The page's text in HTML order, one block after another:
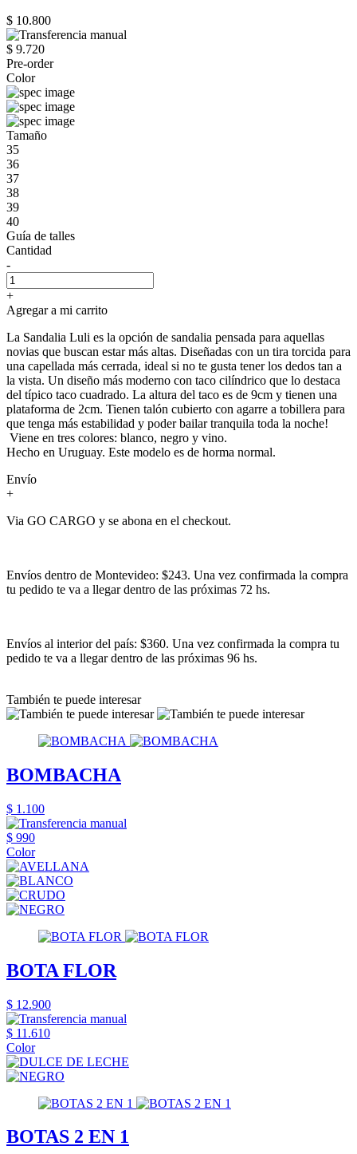
$ 10.800
$ 9.720
Pre-order
Color
Tamaño
35
36
37
38
39
40
Guía de talles
Cantidad
-
+
Agregar a mi carrito
La Sandalia Luli es la opción de sandalia pensada para aquellas
novias que buscan estar más altas. Diseñadas con un tira torcida para
una capellada más cerrada, ideal si no te gusta tener los dedos tan a
la vista. Un diseño más moderno con taco cilíndrico que lo destaca
del típico taco cuadrado. La altura del taco es de 9cm y tienen una
plataforma de 2cm. Tienen talón cubierto con agarre a tobillera para
que tenga más estabilidad y poder bailar tranquila toda la noche!
Viene en tres colores: blanco, negro y vino.
Hecho en Uruguay. Este modelo es de horma normal.
Envío
+
Via GO CARGO y se abona en el checkout.
Envíos dentro de Montevideo: $243. Una vez confirmada la compra
tu pedido te va a llegar dentro de las próximas 72 hs.
Envíos al interior del país: $360. Una vez confirmada la compra tu
pedido te va a llegar dentro de las próximas 96 hs.
También te puede interesar
BOMBACHA
$ 1.100
$ 990
Color
BOTA FLOR
$ 12.900
$ 11.610
Color
BOTAS 2 EN 1